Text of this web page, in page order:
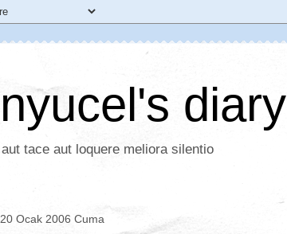
nyucel's diary
aut tace aut loquere meliora silentio
20 Ocak 2006 Cuma